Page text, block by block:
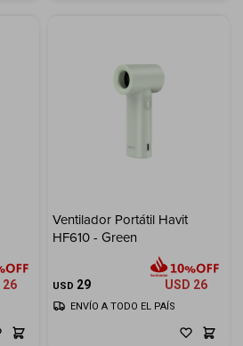
26
Ventilador Portátil Havit
HF610 - Green
USD 29 USD 26
ENVÍO A TODO EL PAÍS